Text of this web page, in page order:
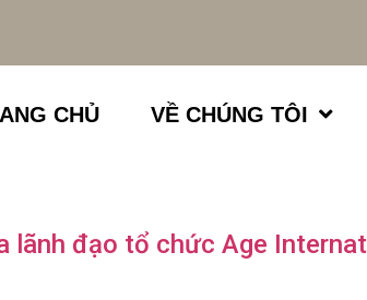
CHỦ VỀ CHÚNG TÔI
lãnh đạo tổ chức Age